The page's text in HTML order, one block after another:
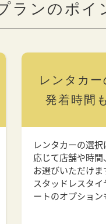
ランのポイ
レンタカ
発着時間
レンタカーの選
応じて店舗や時
お選びいただけま
スタッドレスタ
ートのオプション